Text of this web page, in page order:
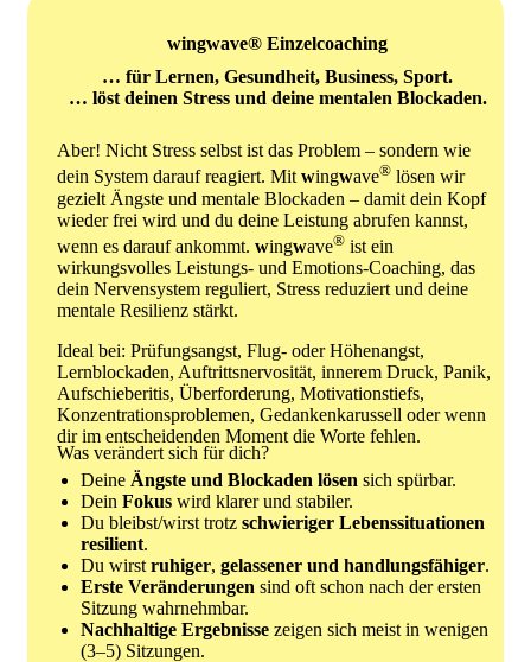
wingwave® Einzelcoaching
… für Lernen, Gesundheit, Business, Sport.
… löst deinen Stress und deine mentalen Blockaden.
Aber! Nicht Stress selbst ist das Problem – sondern wie
dein System darauf reagiert. Mitwingwave® lösen wir
gezielt Ängste und mentale Blockaden – damit dein Kopf
wieder frei wird und du deine Leistung abrufen kannst,
wenn es darauf ankommt. wingwave® ist ein
wirkungsvolles Leistungs- und Emotions-Coaching, das
dein Nervensystem reguliert, Stress reduziert und deine
mentale Resilienz stärkt.
Ideal bei: Prüfungsangst, Flug- oder Höhenangst,
Lernblockaden, Auftrittsnervosität, innerem Druck, Panik,
Aufschieberitis, Überforderung, Motivationstiefs,
Konzentrationsproblemen, Gedankenkarussell oder wenn
dir im entscheidenden Moment die Worte fehlen.
Was verändert sich für dich?
Deine Ängste und Blockaden lösen sich spürbar.
Dein Fokus wird klarer und stabiler.
Du bleibst/wirst trotz schwieriger Lebenssituationen
resilient.
Du wirst ruhiger, gelassener und handlungsfähiger.
Erste Veränderungen sind oft schon nach der ersten
Sitzung wahrnehmbar.
Nachhaltige Ergebnisse zeigen sich meist in wenigen
(3–5) Sitzungen.